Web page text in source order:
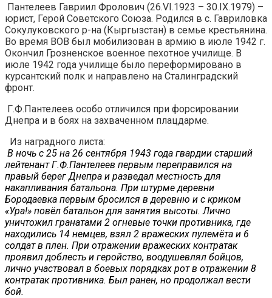
Пантелеев Гавриил Фролович (26.VI.1923 – 30.IX.1979) –
юрист, Герой Советского Союза. Родился в с. Гавриловка
Сокулуковского р-на (Кыргызстан) в семье крестьянина.
Во время ВОВ был мобилизован в армию в июле 1942 г.
Окончил Грозненское военное пехотное училище. В
июле 1942 года училище было переформировано в
курсантский полк и направлено на Сталинградский
фронт.
Г.Ф.Пантелеев особо отличился при форсировании
Днепра и в боях на захваченном плацдарме.
Из наградного листа:
В ночь с 25 на 26 сентября 1943 года гвардии старший
лейтенант Г.Ф.Пантелеев первым переправился на
правый берег Днепра и разведал местность для
накапливания батальона. При штурме деревни
Бородаевка первым бросился в деревню и с криком
«Ура!» повёл батальон для занятия высоты. Лично
уничтожил гранатами 2 огневые точки противника, где
находились 14 немцев, взял 2 вражеских пулемёта и 6
солдат в плен. При отражении вражеских контратак
проявил доблесть и геройство, воодушевлял бойцов,
лично участвовал в боевых порядках рот в отражении 8
контратак противника. Был ранен, но продолжал вести
бой.